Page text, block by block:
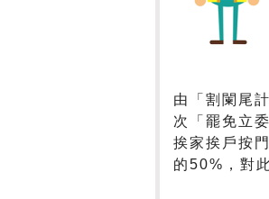
由「割闌尾
次「罷免立
挨家挨戶按
的50%，對